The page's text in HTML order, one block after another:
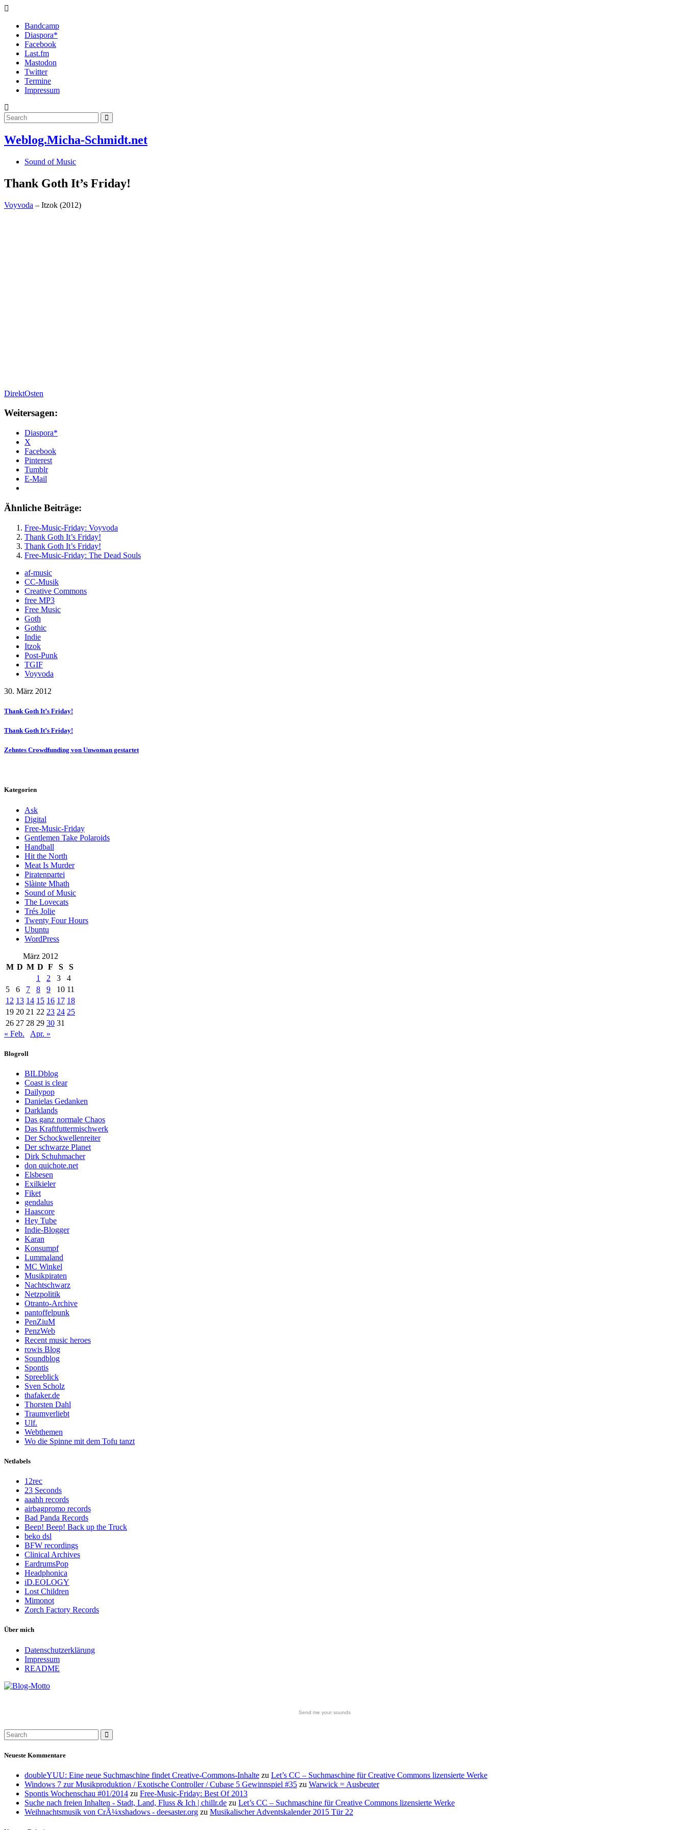
Bandcamp
Diaspora*
Facebook
Last.fm
Mastodon
Twitter
Termine
Impressum
Weblog.Micha-Schmidt.net
Sound of Music
Thank Goth It’s Friday!
Voyvoda – Itzok (2012)
DirektOsten
Weitersagen:
Diaspora*
X
Facebook
Pinterest
Tumblr
E-Mail
Ähnliche Beiträge:
Free-Music-Friday: Voyvoda
Thank Goth It’s Friday!
Thank Goth It’s Friday!
Free-Music-Friday: The Dead Souls
af-music
CC-Musik
Creative Commons
free MP3
Free Music
Goth
Gothic
Indie
Itzok
Post-Punk
TGIF
Voyvoda
30. März 2012
Thank Goth It’s Friday!
Thank Goth It’s Friday!
Zehntes Crowdfunding von Unwoman gestartet
Kategorien
Ask
Digital
Free-Music-Friday
Gentlemen Take Polaroids
Handball
Hit the North
Meat Is Murder
Piratenpartei
Slàinte Mhath
Sound of Music
The Lovecats
Trés Jolie
Twenty Four Hours
Ubuntu
WordPress
März 2012
M D M D F S
S
1
2 3
4
5
6 7 8 9 10 11
12 13 14 15 16 17 18
19 20 21 22 23 24 25
26 27 28 29 30 31
« Feb.
Apr. »
Blogroll
BILDblog
Coast is clear
Dailypop
Danielas Gedanken
Darklands
Das ganz normale Chaos
Das Kraftfuttermischwerk
Der Schockwellenreiter
Der schwarze Planet
Dirk Schuhmacher
don quichote.net
Elsbesen
Exilkieler
Fiket
gendalus
Haascore
Hey Tube
Indie-Blogger
Karan
Konsumpf
Lummaland
MC Winkel
Musikpiraten
Nachtschwarz
Netzpolitik
Otranto-Archive
pantoffelpunk
PenZiuM
PenzWeb
Recent music heroes
rowis Blog
Soundblog
Spontis
Spreeblick
Sven Scholz
thafaker.de
Thorsten Dahl
Traumverliebt
Ulf.
Webthemen
Wo die Spinne mit dem Tofu tanzt
Netlabels
12rec
23 Seconds
aaahh records
airbagpromo records
Bad Panda Records
Beep! Beep! Back up the Truck
beko dsl
BFW recordings
Clinical Archives
EardrumsPop
Headphonica
iD.EOLOGY
Lost Children
Mimonot
Zorch Factory Records
Über mich
Datenschutzerklärung
Impressum
README
Send me your sounds
Neueste Kommentare
doubleYUU: Eine neue Suchmaschine findet Creative-Commons-Inhalte zu Let’s CC – Suchmaschine für Creative Commons lizensierte Werke
Windows 7 zur Musikproduktion / Exotische Controller / Cubase 5 Gewinnspiel #35 zu Warwick = Ausbeuter
Spontis Wochenschau #01/2014 zu Free-Music-Friday: Best Of 2013
Suche nach freien Inhalten - Stadt, Land, Fluss & Ich | chillr.de zu Let’s CC – Suchmaschine für Creative Commons lizensierte Werke
Weihnachtsmusik von CrÃ¼xshadows - deesaster.org zu Musikalischer Adventskalender 2015 Tür 22